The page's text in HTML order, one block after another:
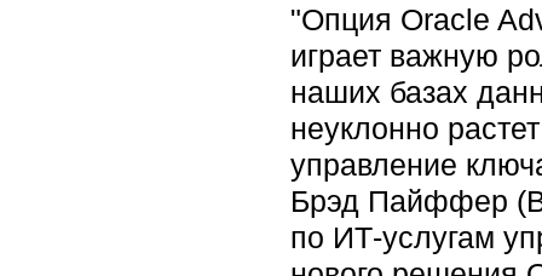
"Опция Oracle
играет важную
наших базах
неуклонно
управление
Брэд Пайффер
по ИТ-услугам